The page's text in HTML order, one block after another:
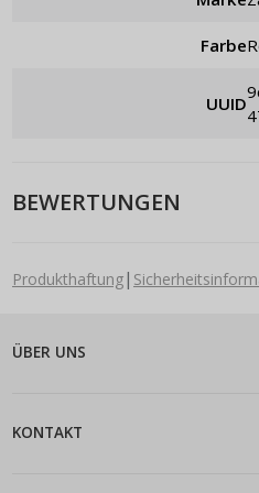
Farbe
UUID
9ca7dc5c-882c-4e36-a92b-
BEWERTUNGEN
Produkthaftung|
ÜBER UNS
KONTAKT